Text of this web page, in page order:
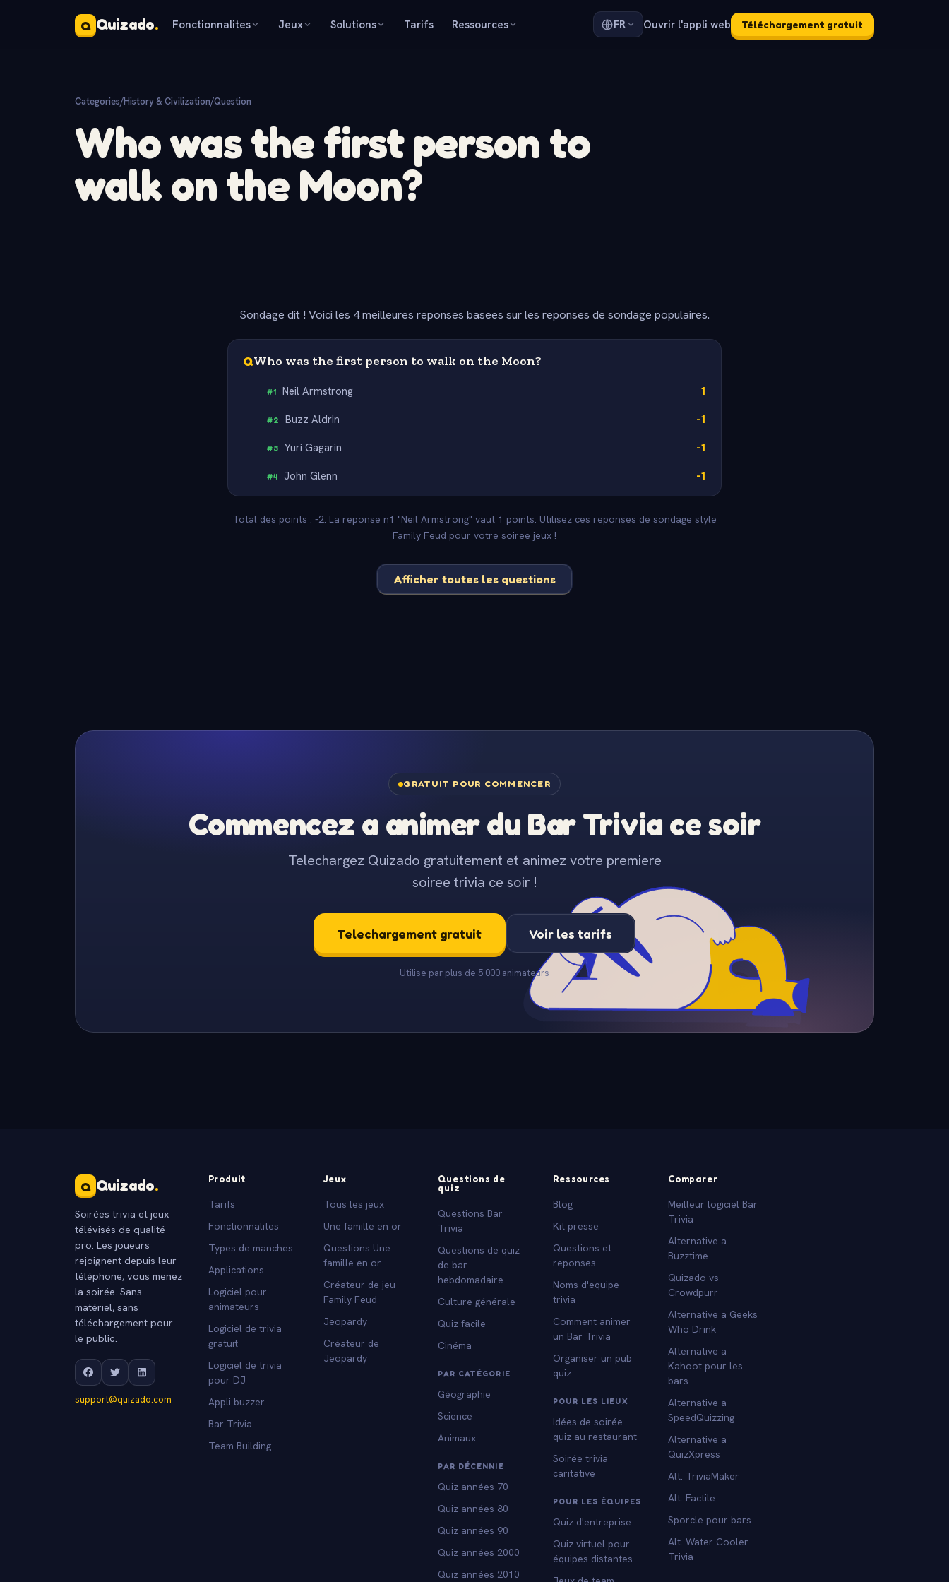
Q Quizado. Fonctionnalites Jeux Solutions Tarifs Ressources FR Ouvrir l'appli web Téléchargement gratuit
Categories/History & Civilization/Question
Who was the first person to
walk on the Moon?
Sondage dit ! Voici les 4 meilleures reponses basees sur les reponses de sondage populaires.
QWho was the first person to walk on the Moon?
#1 Neil Armstrong 1
#2 Buzz Aldrin -1
#3 Yuri Gagarin -1
#4 John Glenn -1
Total des points : -2. La reponse n1 "Neil Armstrong" vaut 1 points. Utilisez ces reponses de sondage style
Family Feud pour votre soiree jeux !
Afficher toutes les questions
GRATUIT POUR COMMENCER
Commencez a animer du Bar Trivia ce soir
Telechargez Quizado gratuitement et animez votre premiere
soiree trivia ce soir !
Telechargement gratuit Voir les tarifs
Utilise par plus de 5 000 animateurs
Q Quizado.
Soirées trivia et jeux
télévisés de qualité
pro. Les joueurs
rejoignent depuis leur
téléphone, vous menez
la soirée. Sans
matériel, sans
téléchargement pour
le public.
support@quizado.com
Produit
Tarifs
Fonctionnalites
Types de manches
Applications
Logiciel pour
animateurs
Logiciel de trivia
gratuit
Logiciel de trivia
pour DJ
Appli buzzer
Bar Trivia
Team Building
Jeux
Tous les jeux
Une famille en or
Questions Une
famille en or
Créateur de jeu
Family Feud
Jeopardy
Créateur de
Jeopardy
Questions de
quiz
Questions Bar
Trivia
Questions de quiz
de bar
hebdomadaire
Culture générale
Quiz facile
Cinéma
PAR CATÉGORIE
Géographie
Science
Animaux
PAR DÉCENNIE
Quiz années 70
Quiz années 80
Quiz années 90
Quiz années 2000
Quiz années 2010
Ressources
Blog
Kit presse
Questions et
reponses
Noms d'equipe
trivia
Comment animer
un Bar Trivia
Organiser un pub
quiz
POUR LES LIEUX
Idées de soirée
quiz au restaurant
Soirée trivia
caritative
POUR LES ÉQUIPES
Quiz d'entreprise
Quiz virtuel pour
équipes distantes
Comparer
Meilleur logiciel Bar
Trivia
Alternative a
Buzztime
Quizado vs
Crowdpurr
Alternative a Geeks
Who Drink
Alternative a
Kahoot pour les
bars
Alternative a
SpeedQuizzing
Alternative a
QuizXpress
Alt. TriviaMaker
Alt. Factile
Sporcle pour bars
Alt. Water Cooler
Trivia